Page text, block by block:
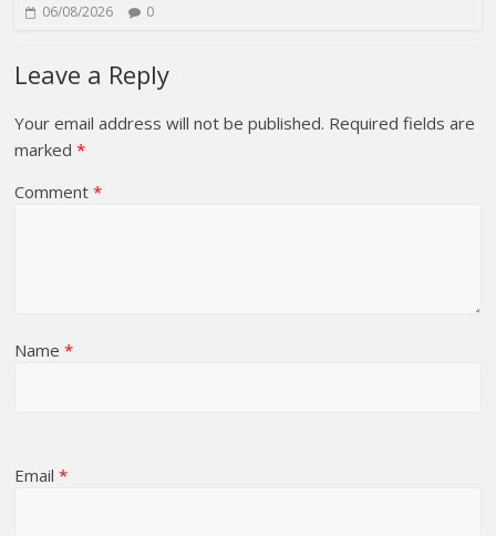
06/08/2026 0
Leave a Reply
Your email address will not be published. Required fields are
marked*
Comment*
Name*
Email*